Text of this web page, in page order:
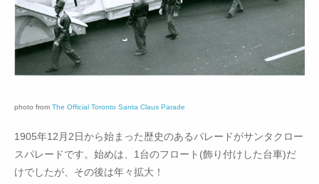
photo from The Official Toronto Santa Claus Parade
1905年12月2日から始まった歴史のあるパレードがサンタクロー
スパレードです。始めは、1台のフロート(飾り付けした台車)だ
けでしたが、その後は年々拡大！